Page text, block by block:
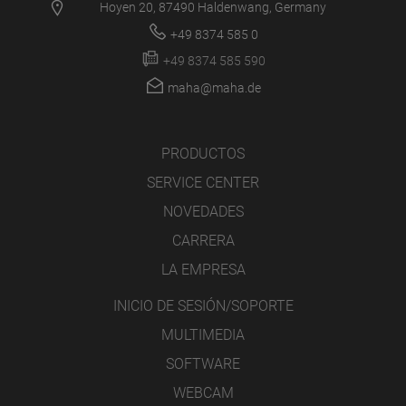
Hoyen 20, 87490 Haldenwang, Germany
+49 8374 585 0
+49 8374 585 590
maha@maha.de
PRODUCTOS
SERVICE CENTER
NOVEDADES
CARRERA
LA EMPRESA
INICIO DE SESIÓN/SOPORTE
MULTIMEDIA
SOFTWARE
WEBCAM